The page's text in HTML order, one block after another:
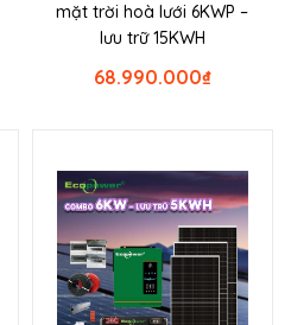
mặt trời hoà lưới 6KWP –
lưu trữ 15KWH
₫
68.990.000